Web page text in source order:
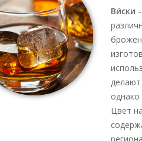
Ви́ски -
делают
Цвет